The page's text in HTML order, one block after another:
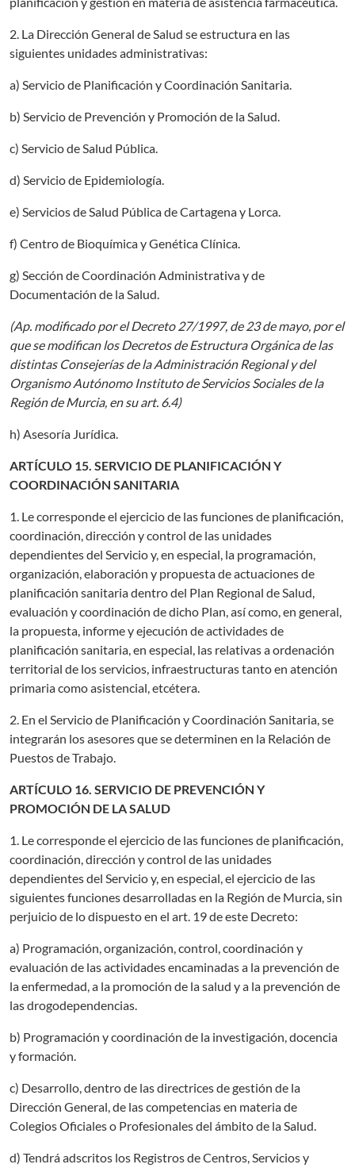
2. La Dirección General de Salud se estructura en las
siguientes unidades administrativas:
a) Servicio de Planificación y Coordinación Sanitaria.
b) Servicio de Prevención y Promoción de la Salud.
c) Servicio de Salud Pública.
d) Servicio de Epidemiología.
e) Servicios de Salud Pública de Cartagena y Lorca.
f) Centro de Bioquímica y Genética Clínica.
g) Sección de Coordinación Administrativa y de
Documentación de la Salud.
(Ap. modificado por el Decreto 27/1997, de 23 de mayo, por el
que se modifican los Decretos de Estructura Orgánica de las
distintas Consejerías de la Administración Regional y del
Organismo Autónomo Instituto de Servicios Sociales de la
Región de Murcia, en su art. 6.4)
h) Asesoría Jurídica.
ARTÍCULO 15. SERVICIO DE PLANIFICACIÓN Y
COORDINACIÓN SANITARIA
1. Le corresponde el ejercicio de las funciones de planificación,
coordinación, dirección y control de las unidades
dependientes del Servicio y, en especial, la programación,
organización, elaboración y propuesta de actuaciones de
planificación sanitaria dentro del Plan Regional de Salud,
evaluación y coordinación de dicho Plan, así como, en general,
la propuesta, informe y ejecución de actividades de
planificación sanitaria, en especial, las relativas a ordenación
territorial de los servicios, infraestructuras tanto en atención
primaria como asistencial, etcétera.
2. En el Servicio de Planificación y Coordinación Sanitaria, se
integrarán los asesores que se determinen en la Relación de
Puestos de Trabajo.
ARTÍCULO 16. SERVICIO DE PREVENCIÓN Y
PROMOCIÓN DE LA SALUD
1. Le corresponde el ejercicio de las funciones de planificación,
coordinación, dirección y control de las unidades
dependientes del Servicio y, en especial, el ejercicio de las
siguientes funciones desarrolladas en la Región de Murcia, sin
perjuicio de lo dispuesto en el art. 19 de este Decreto:
a) Programación, organización, control, coordinación y
evaluación de las actividades encaminadas a la prevención de
la enfermedad, a la promoción de la salud y a la prevención de
las drogodependencias.
b) Programación y coordinación de la investigación, docencia
y formación.
c) Desarrollo, dentro de las directrices de gestión de la
Dirección General, de las competencias en materia de
Colegios Oficiales o Profesionales del ámbito de la Salud.
d) Tendrá adscritos los Registros de Centros, Servicios y